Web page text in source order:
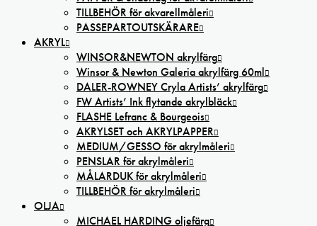
TILLBEHÖR för akvarellmåleri
PASSEPARTOUTSKÄRARE
AKRYL
WINSOR&NEWTON akrylfärg
Winsor & Newton Galeria akrylfärg 60ml
DALER-ROWNEY Cryla Artists’ akrylfärg
FW Artists’ Ink flytande akrylbläck
FLASHE Lefranc & Bourgeois
AKRYLSET och AKRYLPAPPER
MEDIUM/GESSO för akrylmåleri
PENSLAR för akrylmåleri
MÅLARDUK för akrylmåleri
TILLBEHÖR för akrylmåleri
OLJA
MICHAEL HARDING oljefärg